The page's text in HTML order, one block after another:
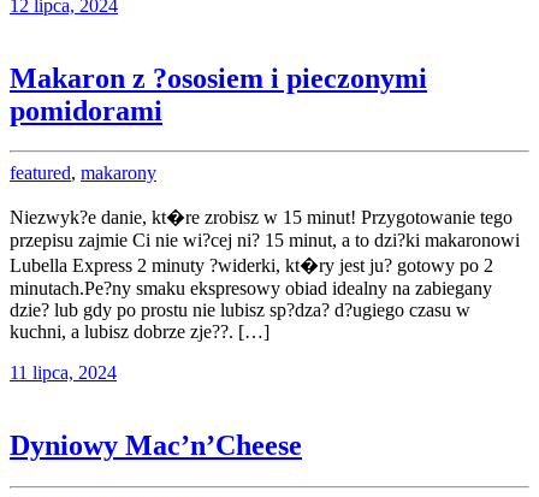
12 lipca, 2024
Makaron z ?ososiem i pieczonymi
pomidorami
featured, makarony
Niezwyk?e danie, kt�re zrobisz w 15 minut! Przygotowanie tego
przepisu zajmie Ci nie wi?cej ni? 15 minut, a to dzi?ki makaronowi
Lubella Express 2 minuty ?widerki, kt�ry jest ju? gotowy po 2
minutach.Pe?ny smaku ekspresowy obiad idealny na zabiegany
dzie? lub gdy po prostu nie lubisz sp?dza? d?ugiego czasu w
kuchni, a lubisz dobrze zje??. […]
11 lipca, 2024
Dyniowy Mac’n’Cheese